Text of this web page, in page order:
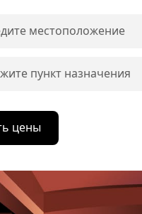
местоположение
пункт назначения
цены